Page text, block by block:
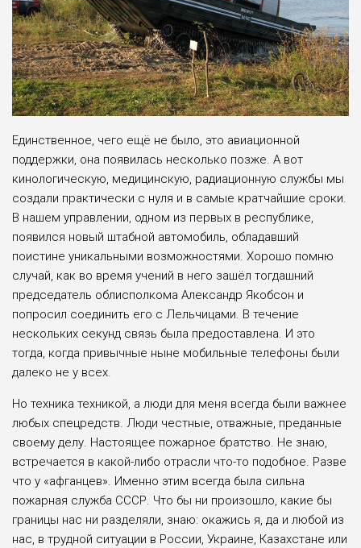
Единственное, чего ещё не было, это авиационной
поддержки, она появилась несколько позже. А вот
кинологическую, медицинскую, радиационную службы мы
создали практически с нуля и в самые кратчайшие сроки.
В нашем управлении, одном из первых в республике,
появился новый штабной автомобиль, обладавший
поистине уникальными возможностями. Хорошо помню
случай, как во время учений в него зашёл тогдашний
председатель облисполкома Александр Якобсон и
попросил соединить его с Лельчицами. В течение
нескольких секунд связь была предоставлена. И это
тогда, когда привычные ныне мобильные телефоны были
далеко не у всех.
Но техника техникой, а люди для меня всегда были важнее
любых спецредств. Люди честные, отважные, преданные
своему делу. Настоящее пожарное братство. Не знаю,
встречается в какой-либо отрасли что-то подобное. Разве
что у «афганцев». Именно этим всегда была сильна
пожарная служба СССР. Что бы ни произошло, какие бы
границы нас ни разделяли, знаю: окажись я, да и любой из
нас, в трудной ситуации в России, Украине, Казахстане или